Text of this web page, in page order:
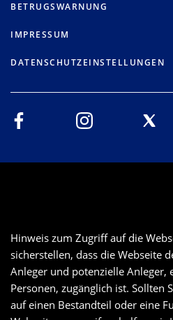
BETRUGSWARNUNG
IMPRESSUM
DATENSCHUTZEINSTELLUNGEN
Hinweis zum Zugriff auf die
sicherstellen, dass die Webseite
Anleger und potenzielle
Personen, zugänglich ist. Sollten
auf einen Bestandteil oder eine